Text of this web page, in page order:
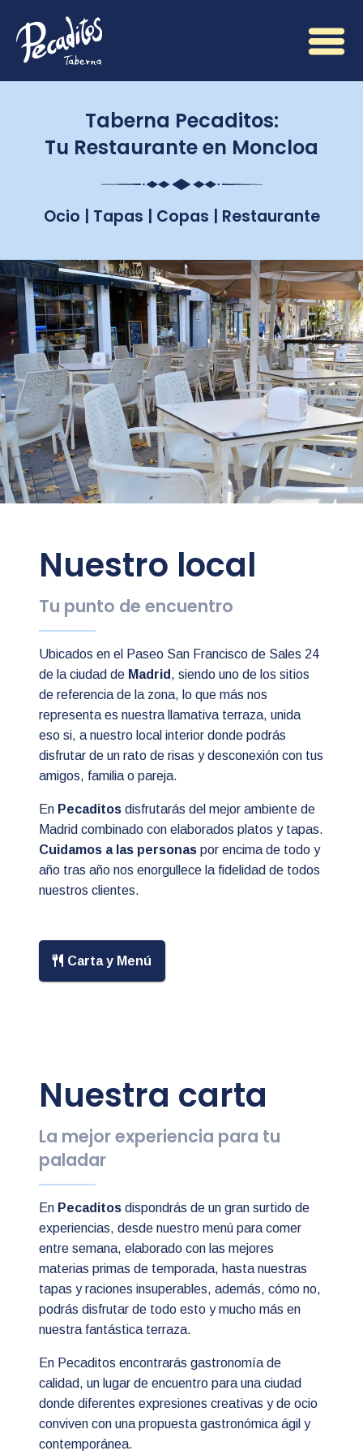
Taberna Pecaditos:
Tu Restaurante en Moncloa
Ocio | Tapas | Copas | Restaurante
Nuestro local
Tu punto de encuentro
Ubicados en el Paseo San Francisco de Sales 24
de la ciudad de Madrid , siendo uno de los sitios
de referencia de la zona, lo que más nos
representa es nuestra llamativa terraza, unida
eso si, a nuestro local interior donde podrás
disfrutar de un rato de risas y desconexión con tus
amigos, familia o pareja.
En Pecaditos disfrutarás del mejor ambiente de
Madrid combinado con elaborados platos y tapas.
Cuidamos a las personas por encima de todo y
año tras año nos enorgullece la fidelidad de todos
nuestros clientes.
Carta y Menú
Nuestra carta
La mejor experiencia para tu
paladar
En Pecaditos dispondrás de un gran surtido de
experiencias, desde nuestro menú para comer
entre semana, elaborado con las mejores
materias primas de temporada, hasta nuestras
tapas y raciones insuperables, además, cómo no,
podrás disfrutar de todo esto y mucho más en
nuestra fantástica terraza.
En Pecaditos encontrarás gastronomía de
calidad, un lugar de encuentro para una ciudad
donde diferentes expresiones creativas y de ocio
conviven con una propuesta gastronómica ágil y
contemporánea.